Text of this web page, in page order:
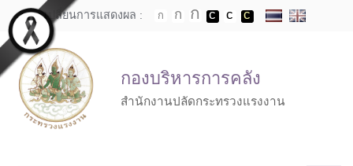
Skip to main content
เปลี่ยนการแสดงผล :
กองบริหารการคลัง
สำนักงานปลัดกระทรวงแรงงาน